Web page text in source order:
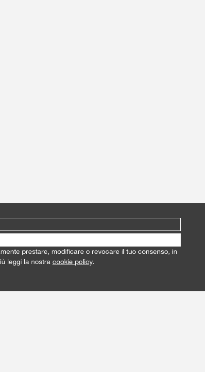
prestare, modificare o revocare il tuo consenso, in
leggi la nostra cookie policy.